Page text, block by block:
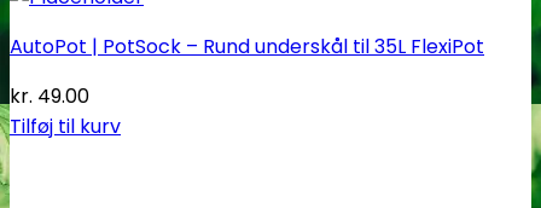
AutoPot | PotSock – Rund underskål til 35L FlexiPot
kr. 49.00
Tilføj til kurv